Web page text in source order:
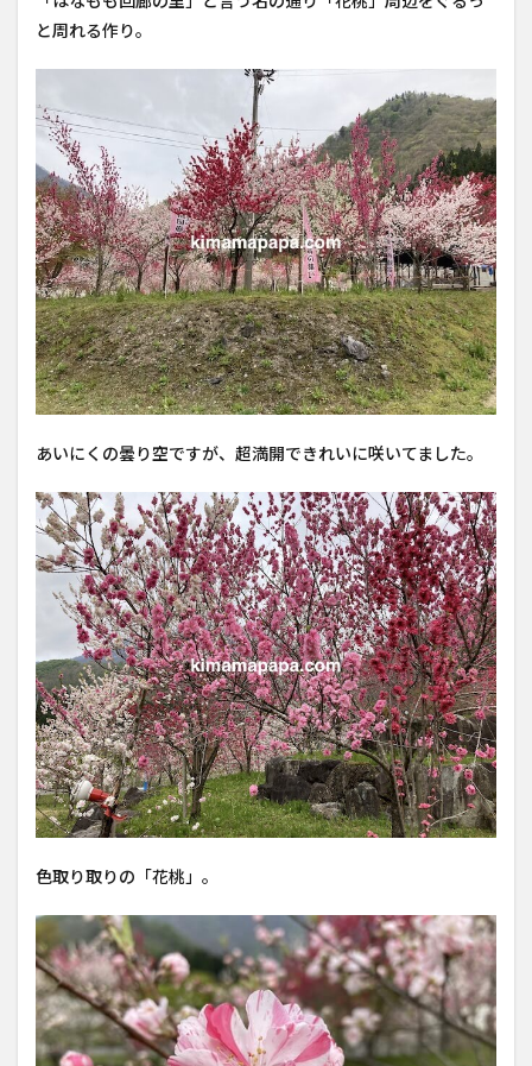
と周れる作り。
あいにくの曇り空ですが、超満開できれいに咲いてました。
色取り取りの「花桃」。